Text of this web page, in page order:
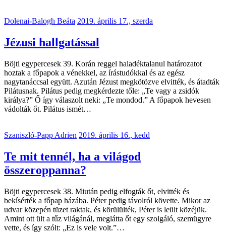
Dolenai-Balogh Beáta 2019. április 17., szerda
Jézusi hallgatással
Böjti egypercesek 39. Korán reggel haladéktalanul határozatot
hoztak a főpapok a vénekkel, az írástudókkal és az egész
nagytanáccsal együtt. Azután Jézust megkötözve elvitték, és átadták
Pilátusnak. Pilátus pedig megkérdezte tőle: „Te vagy a zsidók
királya?” Ő így válaszolt neki: „Te mondod.” A főpapok hevesen
vádolták őt. Pilátus ismét…
Szaniszló-Papp Adrien 2019. április 16., kedd
Te mit tennél, ha a világod
összeroppanna?
Böjti egypercesek 38. Miután pedig elfogták őt, elvitték és
bekísérték a főpap házába. Péter pedig távolról követte. Mikor az
udvar közepén tüzet raktak, és körülülték, Péter is leült közéjük.
Amint ott ült a tűz világánál, meglátta őt egy szolgáló, szemügyre
vette, és így szólt: „Ez is vele volt.”…